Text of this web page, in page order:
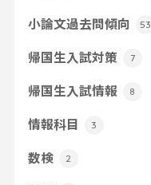
小論文過去問傾向 53
帰国生入試対策 7
帰国生入試情報 8
情報科目 3
数検 2